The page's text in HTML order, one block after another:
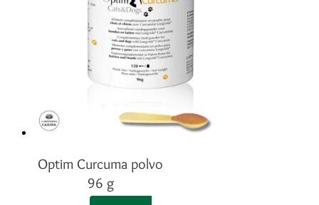
Optim Curcuma polvo
96 g